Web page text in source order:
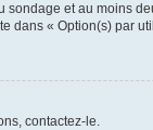
et au moins
dans « Option(s) par
contactez-le.